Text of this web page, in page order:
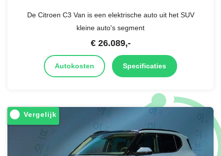
De Citroen C3 Van is een elektrische auto uit het SUV
kleine auto's segment
€ 26.089,-
Autokosten Specificaties
Vergelijk